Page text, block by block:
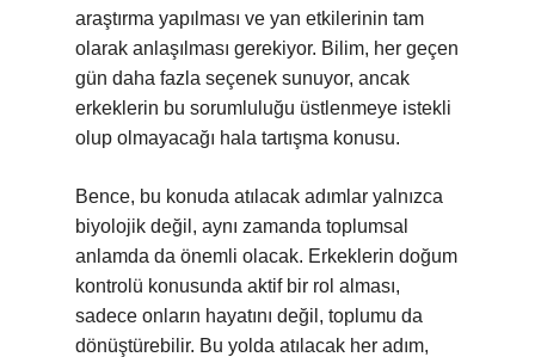
araştırma yapılması ve yan etkilerinin tam
olarak anlaşılması gerekiyor. Bilim, her geçen
gün daha fazla seçenek sunuyor, ancak
erkeklerin bu sorumluluğu üstlenmeye istekli
olup olmayacağı hala tartışma konusu.
Bence, bu konuda atılacak adımlar yalnızca
biyolojik değil, aynı zamanda toplumsal
anlamda da önemli olacak. Erkeklerin doğum
kontrolü konusunda aktif bir rol alması,
sadece onların hayatını değil, toplumu da
dönüştürebilir. Bu yolda atılacak her adım,